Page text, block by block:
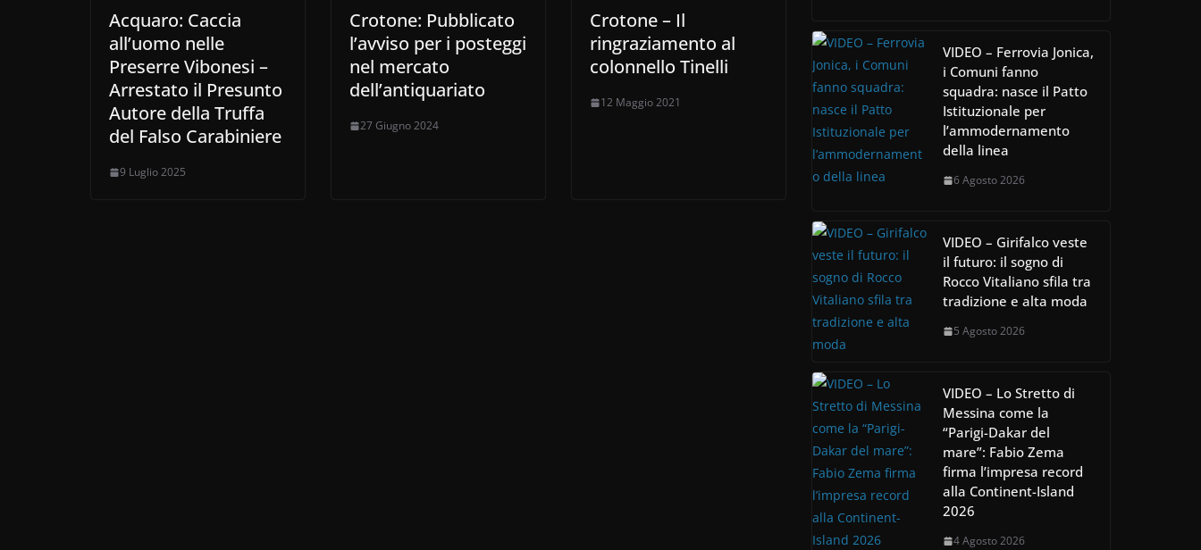
Acquaro: Caccia
all’uomo nelle
Preserre Vibonesi –
Arrestato il Presunto
Autore della Truffa
del Falso Carabiniere
9 Luglio 2025
Crotone: Pubblicato
l’avviso per i posteggi
nel mercato
dell’antiquariato
27 Giugno 2024
Crotone – Il
ringraziamento al
colonnello Tinelli
12 Maggio 2021
VIDEO – Ferrovia Jonica,
i Comuni fanno
squadra: nasce il Patto
Istituzionale per
l’ammodernamento
della linea
6 Agosto 2026
VIDEO – Girifalco veste
il futuro: il sogno di
Rocco Vitaliano sfila tra
tradizione e alta moda
5 Agosto 2026
VIDEO – Lo Stretto di
Messina come la
“Parigi-Dakar del
mare”: Fabio Zema
firma l’impresa record
alla Continent-Island
2026
4 Agosto 2026